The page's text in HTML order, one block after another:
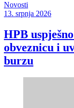
Novosti
13. srpnja 2026
HPB
obveznicu i
burzu